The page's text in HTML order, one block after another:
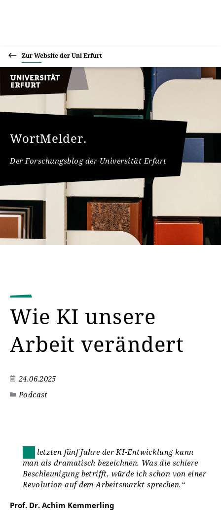
Zur Website der Uni Erfurt
WortMelder.
Der Forschungsblog der Universität Erfurt
Wie KI unsere
Arbeit verändert
24.06.2025
Podcast
Die letzten fünf Jahre der KI-Entwicklung kann
man als dramatisch bezeichnen. Was die schiere
Beschleunigung betrifft, würde ich schon von einer
Revolution auf dem Arbeitsmarkt sprechen.“
Prof. Dr. Achim Kemmerling